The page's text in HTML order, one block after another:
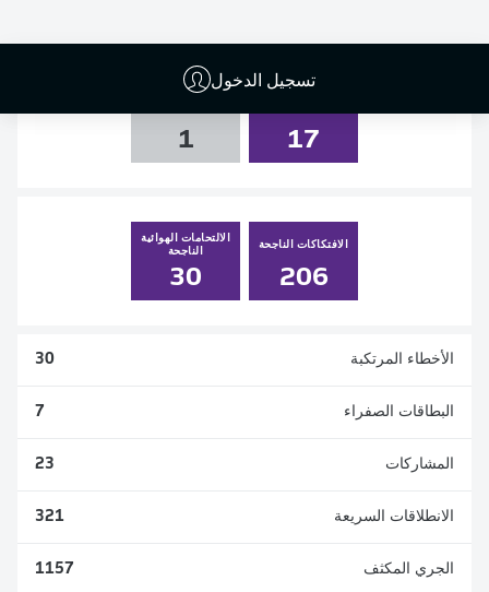
تسجيل الدخول
17
1
الافتكاكات الناجحة
206
الالتحامات الهوائية
الناجحة
30
الأخطاء المرتكبة 30
البطاقات الصفراء 7
المشاركات 23
الانطلاقات السريعة 321
الجري المكثف 1157